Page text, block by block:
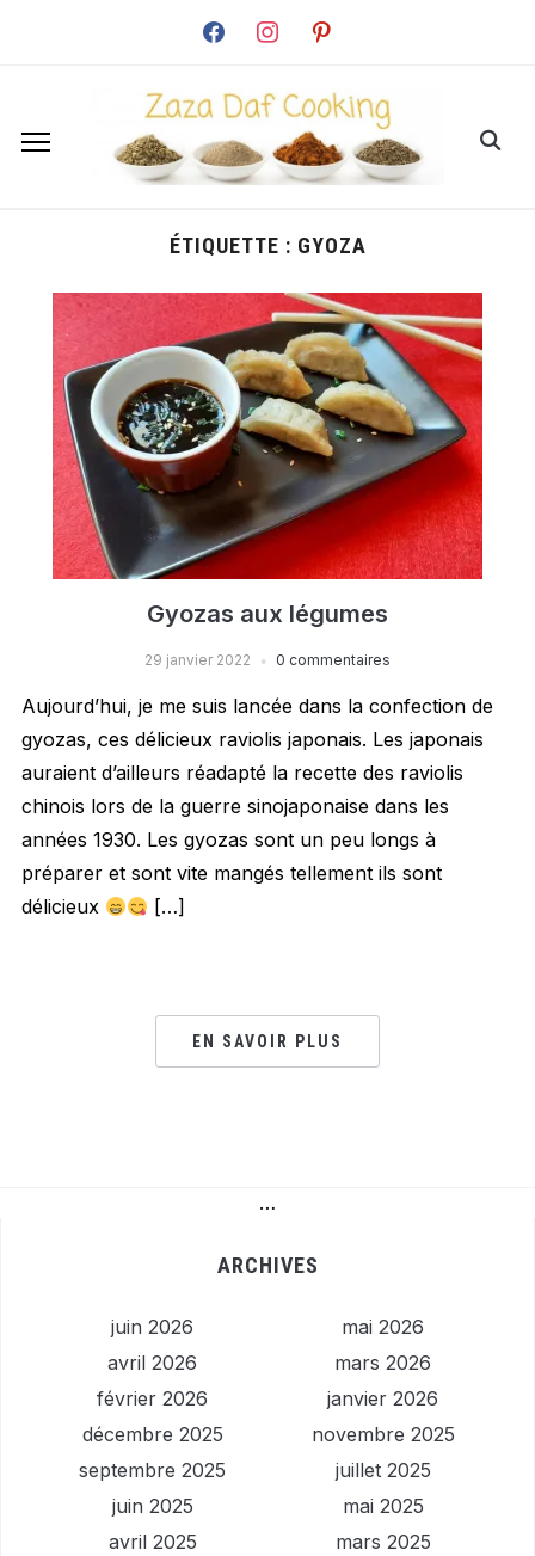
facebook instagrampinterest
ÉTIQUETTE : GYOZA
Gyozas aux légumes
29 janvier 2022 0 commentaires
Aujourd’hui, je me suis lancée dans la confection de
gyozas, ces délicieux raviolis japonais. Les japonais
auraient d’ailleurs réadapté la recette des raviolis
chinois lors de la guerre sinojaponaise dans les
années 1930. Les gyozas sont un peu longs à
préparer et sont vite mangés tellement ils sont
délicieux
[…]
EN SAVOIR PLUS
…
ARCHIVES
juin 2026
mai 2026
avril 2026
mars 2026
février 2026
janvier 2026
décembre 2025
novembre 2025
septembre 2025
juillet 2025
juin 2025
mai 2025
avril 2025
mars 2025